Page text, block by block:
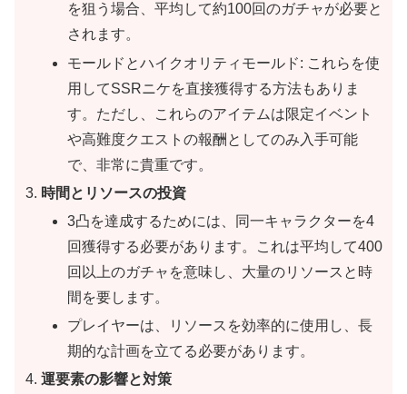
を狙う場合、平均して約100回のガチャが必要と
されます。
モールドとハイクオリティモールド: これらを使
用してSSRニケを直接獲得する方法もありま
す。ただし、これらのアイテムは限定イベント
や高難度クエストの報酬としてのみ入手可能
で、非常に貴重です。
時間とリソースの投資
3凸を達成するためには、同一キャラクターを4
回獲得する必要があります。これは平均して400
回以上のガチャを意味し、大量のリソースと時
間を要します。
プレイヤーは、リソースを効率的に使用し、長
期的な計画を立てる必要があります。
運要素の影響と対策